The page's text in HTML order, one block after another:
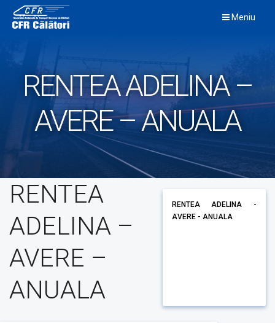
content
Meniu
RENTEA ADELINA –
AVERE – ANUALA
RENTEA
ADELINA –
AVERE –
ANUALA
RENTEA ADELINA -
AVERE - ANUALA